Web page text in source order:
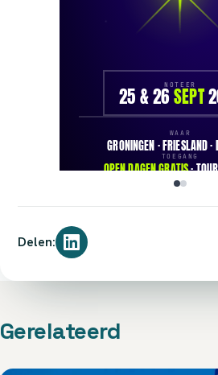
Delen:
Gerelateerd